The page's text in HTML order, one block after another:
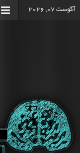
آگوست 07, 2026